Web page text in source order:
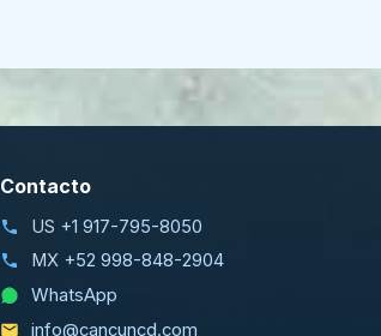
Contacto
US +1 917-795-8050
MX +52 998-848-2904
WhatsApp
info@cancuncd.com